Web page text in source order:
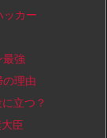
カー
強
理由
立つ？
臣